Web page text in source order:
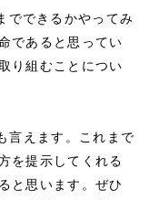
でできるかやってみ
であると思ってい
り組むことについ
言えます。これまで
を提示してくれる
と思います。ぜひ